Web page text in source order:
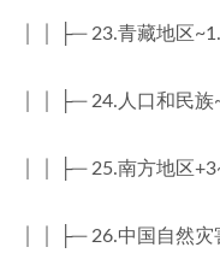
│ │ ├─ 23.青藏地区
│ │ ├─ 24.人口和民族
│ │ ├─ 25.南方地区
│ │ ├─ 26.中国自然灾